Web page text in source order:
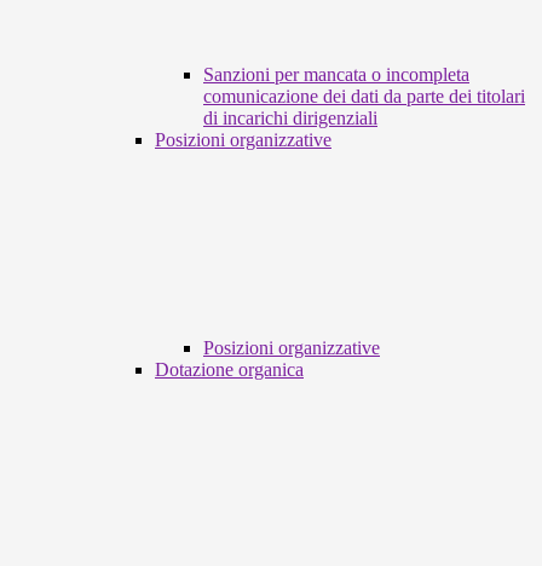
Sanzioni per mancata o incompleta
comunicazione dei dati da parte dei titolari
di incarichi dirigenziali
Posizioni organizzative
Posizioni organizzative
Dotazione organica